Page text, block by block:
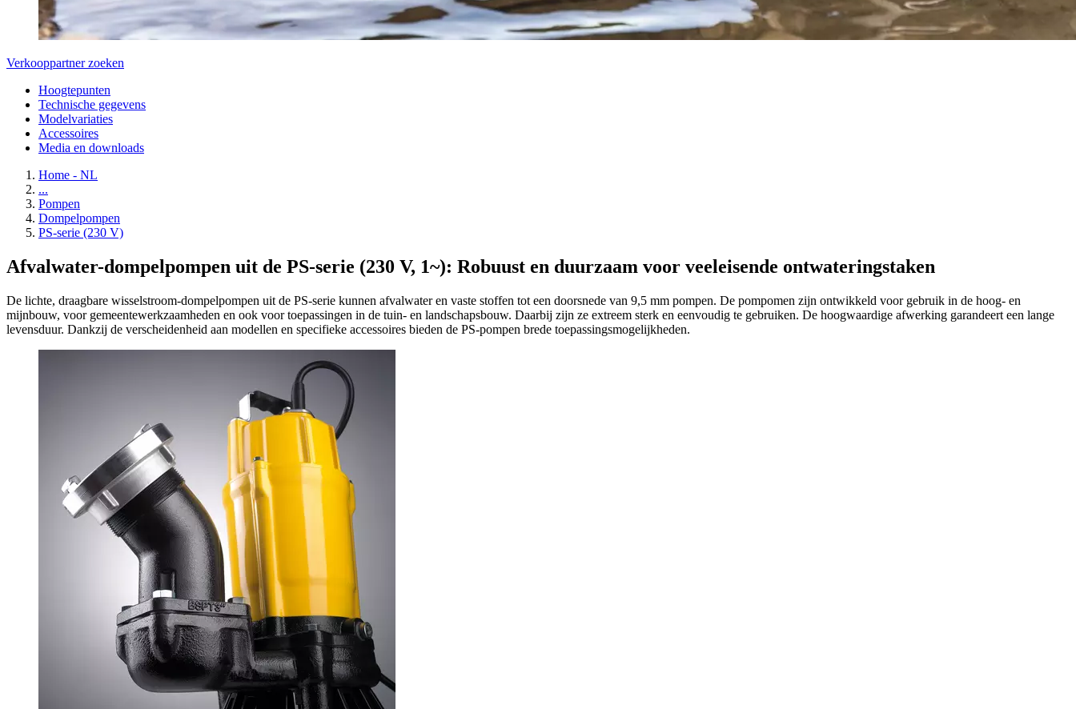
Verkooppartner zoeken
Hoogtepunten
Technische gegevens
Modelvariaties
Accessoires
Media en downloads
Home - NL
...
Pompen
Dompelpompen
PS-serie (230 V)
Afvalwater-dompelpompen uit de PS-serie (230 V, 1~): Robuust en duurzaam voor veeleisende ontwateringstaken
De lichte, draagbare wisselstroom-dompelpompen uit de PS-serie kunnen afvalwater en vaste stoffen tot een doorsnede van 9,5 mm pompen. De pompomen zijn ontwikkeld voor gebruik in de hoog- en
mijnbouw, voor gemeentewerkzaamheden en ook voor toepassingen in de tuin- en landschapsbouw. Daarbij zijn ze extreem sterk en eenvoudig te gebruiken. De hoogwaardige afwerking garandeert een lange
levensduur. Dankzij de verscheidenheid aan modellen en specifieke accessoires bieden de PS-pompen brede toepassingsmogelijkheden.